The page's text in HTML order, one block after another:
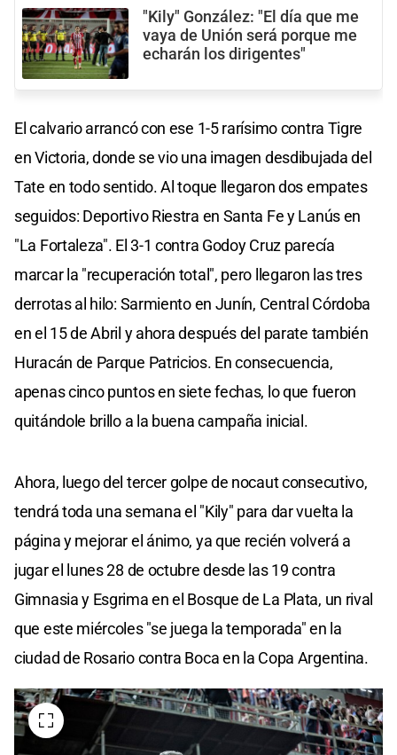
"Kily" González: "El día que me
vaya de Unión será porque me
echarán los dirigentes"
El calvario arrancó con ese 1-5 rarísimo contra Tigre
en Victoria, donde se vio una imagen desdibujada del
Tate en todo sentido. Al toque llegaron dos empates
seguidos: Deportivo Riestra en Santa Fe y Lanús en
"La Fortaleza". El 3-1 contra Godoy Cruz parecía
marcar la "recuperación total", pero llegaron las tres
derrotas al hilo: Sarmiento en Junín, Central Córdoba
en el 15 de Abril y ahora después del parate también
Huracán de Parque Patricios. En consecuencia,
apenas cinco puntos en siete fechas, lo que fueron
quitándole brillo a la buena campaña inicial.
Ahora, luego del tercer golpe de nocaut consecutivo,
tendrá toda una semana el "Kily" para dar vuelta la
página y mejorar el ánimo, ya que recién volverá a
jugar el lunes 28 de octubre desde las 19 contra
Gimnasia y Esgrima en el Bosque de La Plata, un rival
que este miércoles "se juega la temporada" en la
ciudad de Rosario contra Boca en la Copa Argentina.